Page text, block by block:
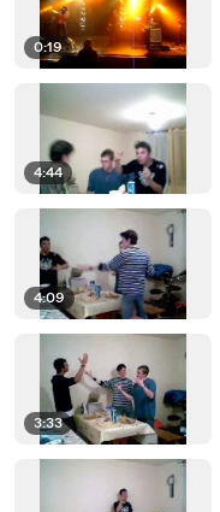
0:19
4:44
4:09
3:33